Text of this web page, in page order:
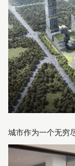
城市作为一个无穷